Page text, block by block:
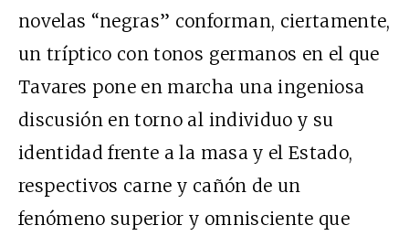
novelas “negras” conforman, ciertamente,
un tríptico con tonos germanos en el que
Tavares pone en marcha una ingeniosa
discusión en torno al individuo y su
identidad frente a la masa y el Estado,
respectivos carne y cañón de un
fenómeno superior y omnisciente que